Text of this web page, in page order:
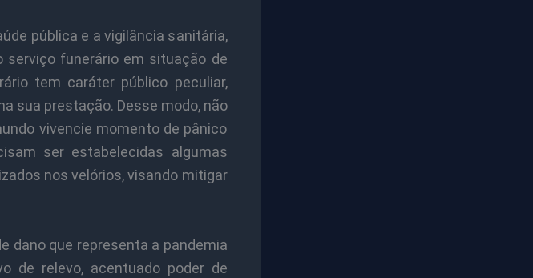
pública e a vigilância sanitária,
serviço funerário em situação de
tem caráter público peculiar,
sua prestação. Desse modo, não
vivencie momento de pânico
ser estabelecidas algumas
nos velórios, visando mitigar
dano que representa a pandemia
de relevo, acentuado poder de